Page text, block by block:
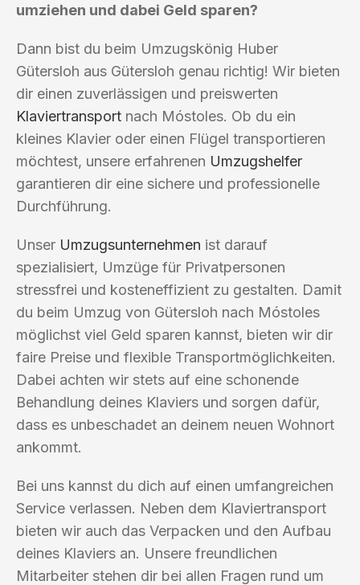
umziehen und dabei Geld sparen?
Dann bist du beim Umzugskönig Huber
Gütersloh aus Gütersloh genau richtig! Wir bieten
dir einen zuverlässigen und preiswerten
Klaviertransport nach Móstoles. Ob du ein
kleines Klavier oder einen Flügel transportieren
möchtest, unsere erfahrenen Umzugshelfer
garantieren dir eine sichere und professionelle
Durchführung.
Unser Umzugsunternehmen ist darauf
spezialisiert, Umzüge für Privatpersonen
stressfrei und kosteneffizient zu gestalten. Damit
du beim Umzug von Gütersloh nach Móstoles
möglichst viel Geld sparen kannst, bieten wir dir
faire Preise und flexible Transportmöglichkeiten.
Dabei achten wir stets auf eine schonende
Behandlung deines Klaviers und sorgen dafür,
dass es unbeschadet an deinem neuen Wohnort
ankommt.
Bei uns kannst du dich auf einen umfangreichen
Service verlassen. Neben dem Klaviertransport
bieten wir auch das Verpacken und den Aufbau
deines Klaviers an. Unsere freundlichen
Mitarbeiter stehen dir bei allen Fragen rund um